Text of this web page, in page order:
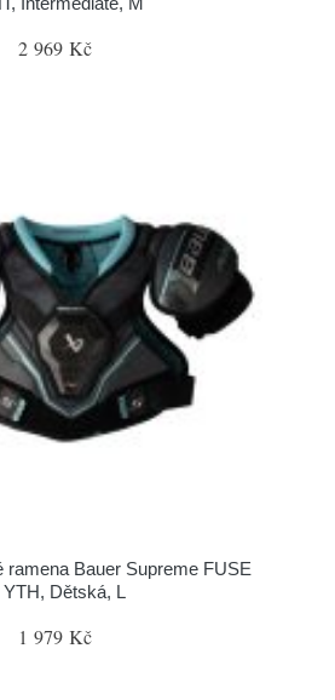
2 969 Kč
ramena Bauer Supreme FUSE
YTH, Dětská, L
1 979 Kč